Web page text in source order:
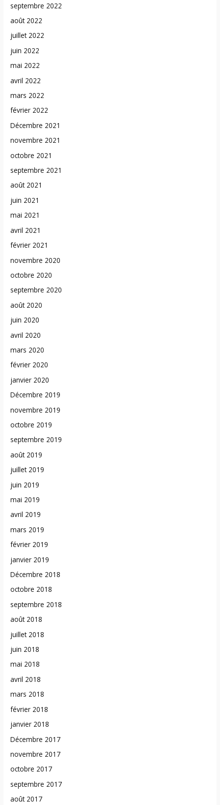
septembre 2022
août 2022
juillet 2022
juin 2022
mai 2022
avril 2022
mars 2022
février 2022
Décembre 2021
novembre 2021
octobre 2021
septembre 2021
août 2021
juin 2021
mai 2021
avril 2021
février 2021
novembre 2020
octobre 2020
septembre 2020
août 2020
juin 2020
avril 2020
mars 2020
février 2020
janvier 2020
Décembre 2019
novembre 2019
octobre 2019
septembre 2019
août 2019
juillet 2019
juin 2019
mai 2019
avril 2019
mars 2019
février 2019
janvier 2019
Décembre 2018
octobre 2018
septembre 2018
août 2018
juillet 2018
juin 2018
mai 2018
avril 2018
mars 2018
février 2018
janvier 2018
Décembre 2017
novembre 2017
octobre 2017
septembre 2017
août 2017